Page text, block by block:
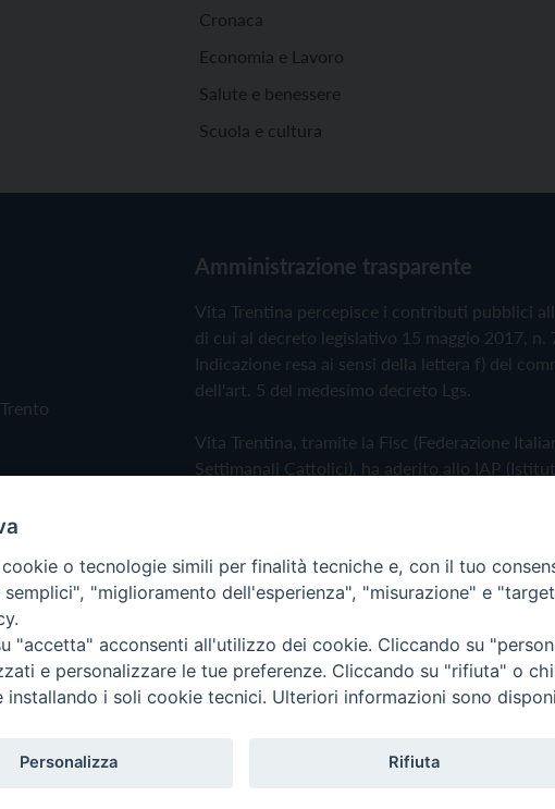
Cronaca
Economia e Lavoro
Salute e benessere
Scuola e cultura
Amministrazione trasparente
Vita Trentina percepisce i contributi pubblici
di cui al decreto legislativo 15 maggio 2017, n.
Indicazione resa ai sensi della lettera f) del
dell'art. 5 del medesimo decreto Lgs.
Vita Trentina, tramite la Fisc (Federazione
Settimanali Cattolici), ha aderito allo IAP
Privacy Policy Cookie Policy
riservati - Vita Trentina Editrice
o tecnologie simili per finalità tecniche e, con il tuo
"miglioramento dell'esperienza", "misurazione" e
"accetta" acconsenti all'utilizzo dei cookie. Cliccando su
e personalizzare le tue preferenze. Cliccando su "rifiuta" o
installando i soli cookie tecnici. Ulteriori informazioni sono
Personalizza Rifiuta